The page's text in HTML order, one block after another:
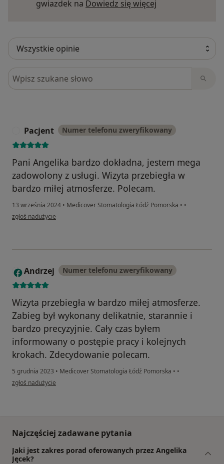
gwiazdek na Dowiedz się więcej
Szukaj w opiniach
Pacjent Numer telefonu zweryfikowany
Pani Angelika bardzo dokładna, jestem mega
zadowolony z usługi. Wizyta przebiegła w
bardzo miłej atmosferze. Polecam.
13 września 2024 • Medicover Stomatologia Łódź Pomorska • •
w opinii użytkownika Pacjent
zgłoś nadużycie
A Andrzej Numer telefonu zweryfikowany
Wizyta przebiegła w bardzo miłej atmosferze.
Zabieg był wykonany delikatnie, starannie i
bardzo precyzyjnie. Cały czas byłem
informowany o postępie pracy i kolejnych
krokach. Zdecydowanie polecam.
5 grudnia 2023 • Medicover Stomatologia Łódź Pomorska • •
w opinii użytkownika Andrzej
zgłoś nadużycie
Najczęściej zadawane pytania
Jaki jest zakres porad oferowanych przez Angelika
Jęcek?